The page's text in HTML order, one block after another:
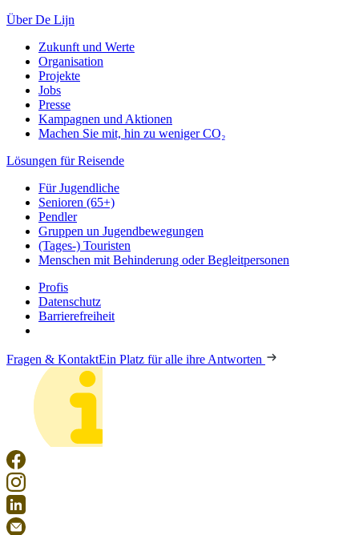
Über De Lijn
Zukunft und Werte
Organisation
Projekte
Jobs
Presse
Kampagnen und Aktionen
Machen Sie mit, hin zu weniger CO₂
Lösungen für Reisende
Für Jugendliche
Senioren (65+)
Pendler
Gruppen un Jugendbewegungen
(Tages-) Touristen
Menschen mit Behinderung oder Begleitpersonen
Profis
Datenschutz
Barrierefreiheit
Fragen & KontaktEin Platz für alle ihre Antworten